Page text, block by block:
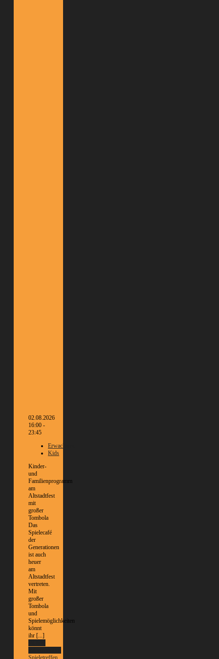
02.08.2026
16:00 -
23:45
Erwachsene
Kids
Kinder-
und
Familienprogramm
am
Altstadtfest
mit
großer
Tombola
Das
Spielecafé
der
Generationen
ist auch
heuer
am
Altstadtfest
vertreten.
Mit
großer
Tombola
und
Spielemöglichkeiten
könnt
ihr [...]
Spieletreffen